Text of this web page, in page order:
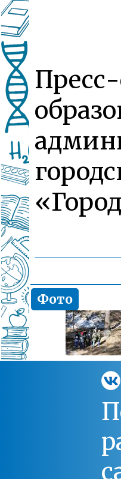
Фото